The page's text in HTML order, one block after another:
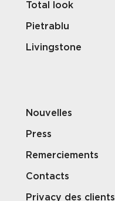
Total look
Pietrablu
Livingstone
Nouvelles
Press
Remerciements
Contacts
Privacy des clients